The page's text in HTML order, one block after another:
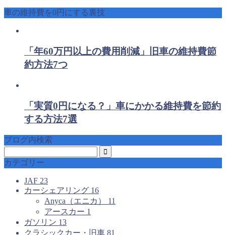
車の維持費を0円にする裏技
「年60万円以上の費用削減」旧車の維持費節
約方法7つ
「実質0円になる？」車にかかる維持費を節約
する方法7選
ブログ内検索
カテゴリー
JAF 23
カーシェアリング 16
Anyca（エニカ） 11
アースカー 1
ガソリン 13
クラシックカー・旧車 81